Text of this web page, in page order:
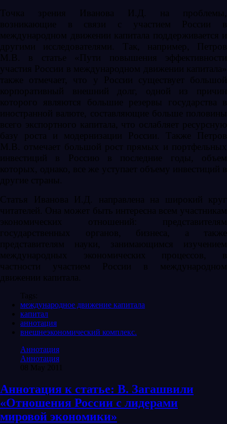
Точка зрения Иванова И.Д. на проблемы,
возникающие в связи с участием России в
международном движении капитала поддерживается и
другими исследователями. Так, например, Петров
М.В. в статье «Пути повышения эффективности
участия России в международном движении капитала»
также отмечает, что у России существует большой
корпоративный внешний долг, одной из причин
которого являются большие резервы государства в
иностранной валюте, составляющие больше половины
всего экспортного капитала, что ослабляет ресурсную
базу роста и модернизации России. Также Петров
М.В. отмечает большой рост прямых и портфельных
инвестиций в Россию в последние годы, объем
которых, однако, все же уступает объему инвестиций в
другие страны.
Статья Иванова И.Д. направлена на широкий круг
читателей. Она может быть интересна всем участникам
экономических отношений: представителям
государственных органов, бизнеса, а также
представителям науки, занимающимся изучением
международных экономических процессов, в
частности участием России в международном
движении капитала.
Tags:
международное движение капитала
капитал
аннотация
внешнеэкономический комплекс.
Аннотация
Аннотация
08 May 2011
Аннотация к статье: В. Загашвили
«Отношения России с лидерами
мировой экономики»